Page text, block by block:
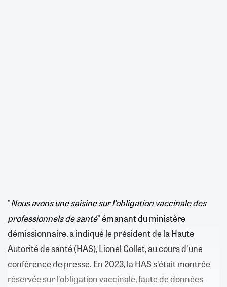
"Nous avons une saisine sur l'obligation vaccinale des
professionnels de santé" émanant du ministère
démissionnaire, a indiqué le président de la Haute
Autorité de santé (HAS), Lionel Collet, au cours d'une
conférence de presse. En 2023, la HAS s'était montrée
réservée sur l'obligation vaccinale, faute de données